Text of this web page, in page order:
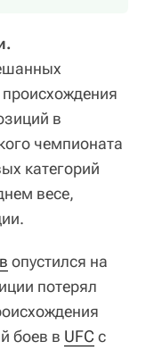
в
чемпионата
категорий
весе,
опустился на
потерял
боев в UFC с